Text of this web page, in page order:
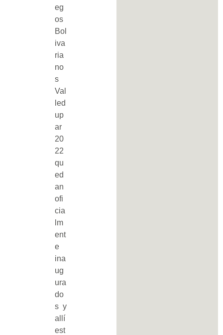
eg
os
Bol
iva
ria
no
s
Val
led
up
ar
20
22
qu
ed
an
ofi
cia
lm
ent
e
ina
ug
ura
do
s y
allí
est